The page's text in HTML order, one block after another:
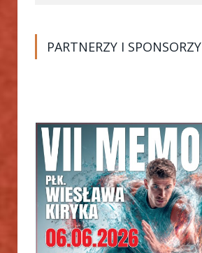
PARTNERZY I SPONSORZY